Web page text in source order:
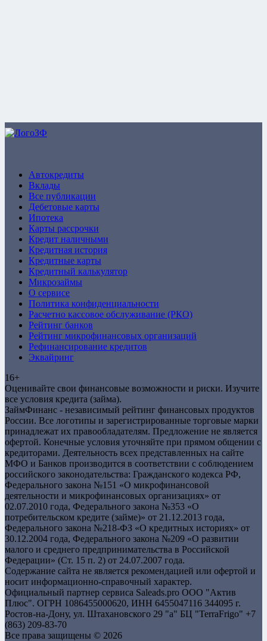
Автокредиты
Вклады
Все публикации
Дебетовые карты
Ипотека
Карты рассрочки
Кредит наличными
Кредитная история
Кредитные карты
Кредитный калькулятор
Микрозаймы
О сервисе
Политика конфиденциальности
Расчетно кассовое обслуживание (РКО)
Рейтинг банков
Рейтинг микрофинансовых организаций
Рефинансирование кредитов
Эквайринг
16+
Оценивайте свои финансовые возможности и риски. Изучите
все условия кредита (займа).
ЗаймФинанс - независимый рейтинг финансовых продуктов
России. Все логотипы и зарегистрированные торговые марки
принадлежат их правообладателям. Предложение не является
офертой. Конечные условия уточняйте при прямом общении с
кредиторами. Деятельность всех представленных на сайте
МФО и Банков производится в соответствии с соблюдением
российского законодательства: Гражданского кодекса РФ,
Федерального закона №151 «О микрофинансовой
деятельности и микрофинансовых организациях» от
02.07.2010 года, Федерального закона №353 «О
потребительском кредите (займе)» от 21.12.2013 года,
Федерального закона №218-ФЗ «О кредитных историях» от
30.12.2004 года, Федерального закона №209 «О развитии
малого и среднего предпринимательства в Российской
Федерации» (Ст. 15 п. 2) от 24.07.2007 года.
Содержание сайта не является рекомендацией или офертой и
носит информационно-справочный характер.
Официальный партнер сервиса Saleads.pro OOO "Актив
Плюс". ОГРН 1086455000620, ИНН 6455047116 344095 г.
Ростов-на-Дону, ул. Штахановского 29 "а" БЦ "TerraFrigo" +7
(863) 209-83-70
Все права защищены © 2026